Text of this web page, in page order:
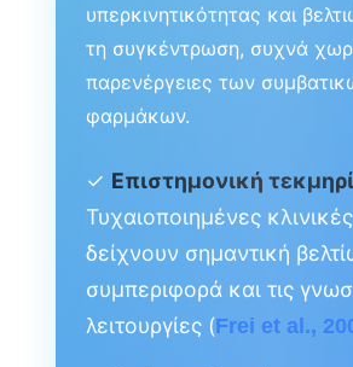
υπερκινητικότητας και
τη συγκέντρωση, συχνά
παρενέργειες των
φαρμάκων.
✓ Επιστημονική
Τυχαιοποιημένες
δείχνουν σημαντική
συμπεριφορά και τις
λειτουργίες (Frei et al.,